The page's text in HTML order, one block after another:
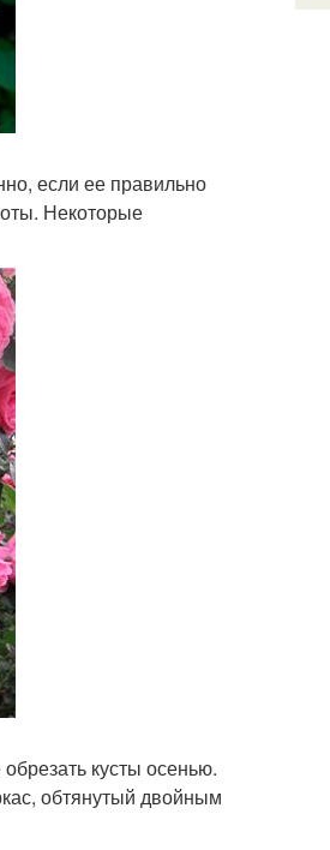
если ее правильно
Некоторые
кусты осенью.
обтянутый двойным